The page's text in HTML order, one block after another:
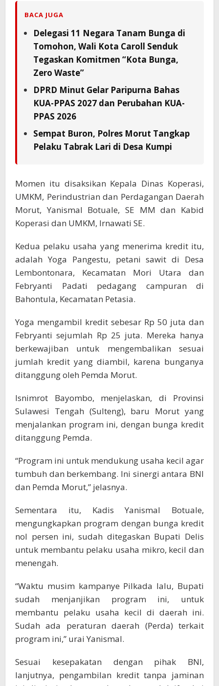
BACA JUGA
Delegasi 11 Negara Tanam Bunga di
Tomohon, Wali Kota Caroll Senduk
Tegaskan Komitmen “Kota Bunga,
Zero Waste”
DPRD Minut Gelar Paripurna Bahas
KUA-PPAS 2027 dan Perubahan KUA-
PPAS 2026
Sempat Buron, Polres Morut Tangkap
Pelaku Tabrak Lari di Desa Kumpi
Momen itu disaksikan Kepala Dinas Koperasi,
UMKM, Perindustrian dan Perdagangan Daerah
Morut, Yanismal Botuale, SE MM dan Kabid
Koperasi dan UMKM, Irnawati SE.
Kedua pelaku usaha yang menerima kredit itu,
adalah Yoga Pangestu, petani sawit di Desa
Lembontonara, Kecamatan Mori Utara dan
Febryanti Padati pedagang campuran di
Bahontula, Kecamatan Petasia.
Yoga mengambil kredit sebesar Rp 50 juta dan
Febryanti sejumlah Rp 25 juta. Mereka hanya
berkewajiban untuk mengembalikan sesuai
jumlah kredit yang diambil, karena bunganya
ditanggung oleh Pemda Morut.
Isnimrot Bayombo, menjelaskan, di Provinsi
Sulawesi Tengah (Sulteng), baru Morut yang
menjalankan program ini, dengan bunga kredit
ditanggung Pemda.
“Program ini untuk mendukung usaha kecil agar
tumbuh dan berkembang. Ini sinergi antara BNI
dan Pemda Morut,” jelasnya.
Sementara itu, Kadis Yanismal Botuale,
mengungkapkan program dengan bunga kredit
nol persen ini, sudah ditegaskan Bupati Delis
untuk membantu pelaku usaha mikro, kecil dan
menengah.
“Waktu musim kampanye Pilkada lalu, Bupati
sudah menjanjikan program ini, untuk
membantu pelaku usaha kecil di daerah ini.
Sudah ada peraturan daerah (Perda) terkait
program ini,” urai Yanismal.
Sesuai kesepakatan dengan pihak BNI,
lanjutnya, pengambilan kredit tanpa jaminan